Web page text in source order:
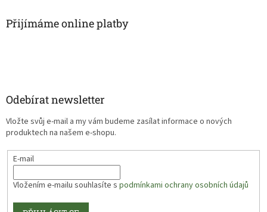
Přijímáme online platby
Odebírat newsletter
Vložte svůj e-mail a my vám budeme zasílat informace o nových
produktech na našem e-shopu.
E-mail
Vložením e-mailu souhlasíte s podmínkami ochrany osobních údajů